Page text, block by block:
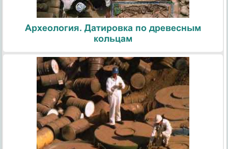
Археология. Датировка по древесным
кольцам